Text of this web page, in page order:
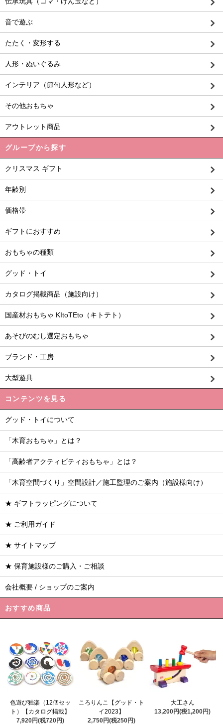
音で遊ぶ
たたく・変形する
人形・ぬいぐるみ
インテリア（節句人形など）
その他おもちゃ
アウトレット商品
グループから探す
クリスマス ギフト
年齢別
価格帯
ギフトにおすすめ
おもちゃの種類
グッド・トイ
カタログ掲載商品（施設向け）
国産材おもちゃ KItoTEto（キトテト）
あそびのむし選定おもちゃ
ブランド・工房
大型遊具
コンテンツを見る
グッド・トイについて
「木育おもちゃ」とは？
「高齢者アクティビティおもちゃ」とは？
「木育空間づくり」空間設計／施工監理のご案内（施設様向け）
★ ギフトラッピングについて
★ ご利用ガイド
★ サイトマップ
★ 保育施設様のご購入・ご相談
会社概要 / ショップのご案内
おすすめ商品
色遊び独楽（12個セッ
ト）【カタログ掲載】
7,920円(税720円)
ころりんこ【グッド・ト
イ2023】
2,750円(税250円)
大工さん
13,200円(税1,200円)